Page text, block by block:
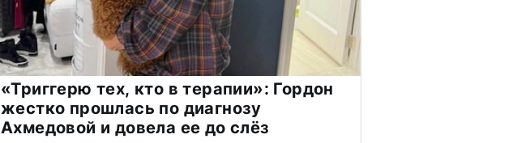
«Триггерю тех, кто в терапии»: Гордон
жестко прошлась по диагнозу
Ахмедовой и довела ее до слёз